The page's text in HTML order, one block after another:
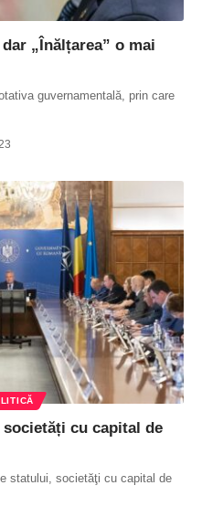
„Înălțarea” o mai
guvernamentală, prin care
cu capital de
statului, societăţi cu capital de